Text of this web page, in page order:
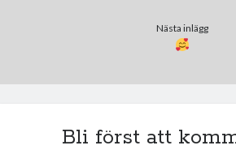
Nästa inlägg
Bli först att